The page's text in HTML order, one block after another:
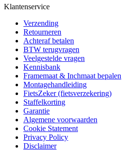
Klantenservice
Verzending
Retourneren
Achteraf betalen
BTW terugvragen
Veelgestelde vragen
Kennisbank
Framemaat & Inchmaat bepalen
Montagehandleiding
FietsZeker (fietsverzekering)
Staffelkorting
Garantie
Algemene voorwaarden
Cookie Statement
Privacy Policy
Disclaimer